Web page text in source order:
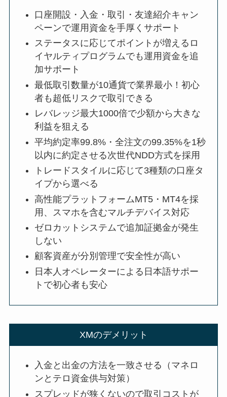
口座開設・入金・取引・友達紹介キャン
ペーンで運用資金を手厚くサポート
ステータスに応じてポイントが増えるロ
イヤルティプログラムでも運用資金を追
加サポート
最低取引数量が10通貨で業界最小！初心
者も超低リスクで取引できる
レバレッジ最大1000倍で少額から大きな
利益を狙える
平均約定率99.8%・全注文の99.35%を1秒
以内に約定させる次世代NDD方式を採用
トレードスタイルに応じて3種類の口座タ
イプから選べる
高性能プラットフォームMT5・MT4を採
用、スマホを含むマルチデバイス対応
ゼロカットシステムで追加証拠金が発生
しない
顧客資産が分別管理で安全性が高い
日本人オペレーターによる日本語サポー
トで初心者も安心
XMのデメリット
入金と出金の方法を一致させる（マネロ
ンとテロ資金供与対策）
スプレッドが狭くないので取引コストが